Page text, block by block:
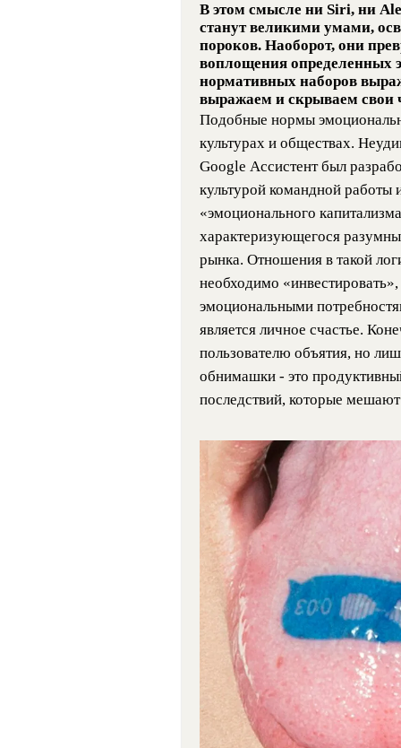
В этом смысле ни Siri, ни
станут великими умами,
пороков. Наоборот, они
воплощения
нормативных наборов
выражаем и скрываем свои
Подобные нормы
культурах и обществах.
Google Ассистент был
культурой командной
«эмоционального
характеризующегося
рынка. Отношения в такой
необходимо
эмоциональными
является личное счастье.
пользователю объятия, но
обнимашки - это
последствий, которые